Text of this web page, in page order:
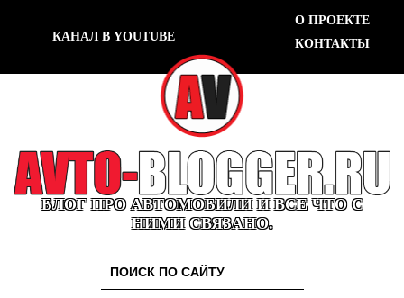
КАНАЛ В YOUTUBE
О ПРОЕКТЕ
КОНТАКТЫ
БЛОГ ПРО АВТОМОБИЛИ И ВСЕ ЧТО С
НИМИ СВЯЗАНО.